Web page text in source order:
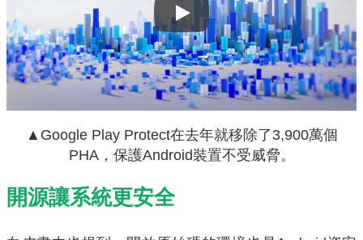
Play
▲Google Play Protect在去年就移除了3,900萬個
PHA，保護Android裝置不受威脅。
開源讓系統更安全